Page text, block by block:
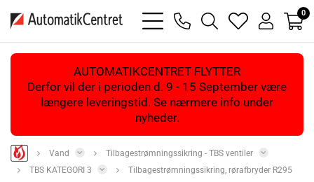
bars
light
phone
magnifying
glass
heart
light
user
light
0
AUTOMATIKCENTRET FLYTTER
Derfor vil der i perioden d. 9 - 15 September være
længere leveringstid. Se nærmere info under
nyheder.
Vand
Tilbagestrømningssikring - TBS ventiler
TBS KATEGORI 3
Tilbagestrømningssikring, rørafbryder R295